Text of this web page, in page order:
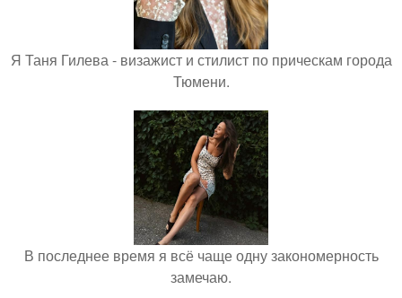
Я Таня Гилева - визажист и стилист по прическам города
Тюмени.
В последнее время я всё чаще одну закономерность
замечаю.